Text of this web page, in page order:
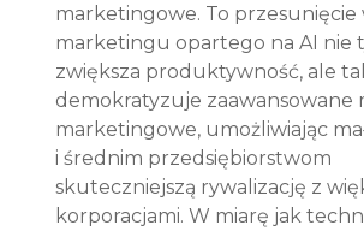
marketingowe. To przesunięcie
marketingu opartego na AI nie
zwiększa produktywność, ale
demokratyzuje zaawansowane
marketingowe, umożliwiając
i średnim przedsiębiorstwom
skuteczniejszą rywalizację z
korporacjami. W miarę jak